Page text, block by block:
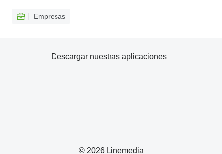
Empresas
© 2026 Linemedia
Descargar nuestras aplicaciones